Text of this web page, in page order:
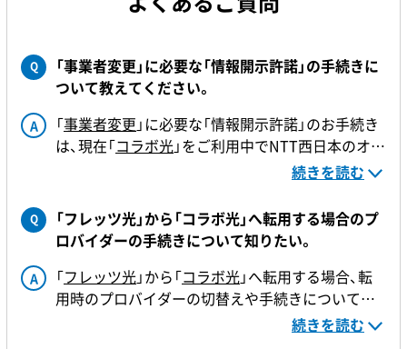
Q
「事業者変更」に必要な「情報開示許諾」の手続きに
ついて教えてください。
A 「事業者変更 」に必要な「情報開示許諾」のお手続き
は、現在「コラボ光」をご利用中でNTT西日本のオプ
ションサービス（付加サービス）をご契約中のお客
Webサイトまたはお電話で取得可能です。
スト」の電話番号等
・ご契約者名
・NTT西日本オプションサービス（付加サービス）ご
利用場所住所
・NTT西日本オプションサービス（付加サービス）ご
【Webサイトで取得する】
「情報開示許諾」のお手続き
受付時間：午前8時30分～午後10時
土曜・日曜・祝日も受付中
【電話で取得する】
0800-200-1057
受付時間：午前9時～午後5時
土曜・日曜・祝日も受付中（年末年始12/29～1/3を除
※携帯電話からもご利用いただけます。
※電話番号をお確かめのうえ、お間違いのないよう
続きを読む
Q
「フレッツ光」から「コラボ光」へ転用する場合のプ
ロバイダーの手続きについて知りたい。
A 「フレッツ光」から「コラボ光」へ転用する場合、転
用時のプロバイダーの切替えや手続きについては
転用先の「コラボ光」によって異なります。
続きを読む